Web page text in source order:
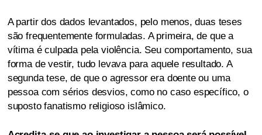
A partir dos dados levantados, pelo menos, duas teses
são frequentemente formuladas. A primeira, de que a
vítima é culpada pela violência. Seu comportamento, sua
forma de vestir, tudo levava para aquele resultado. A
segunda tese, de que o agressor era doente ou uma
pessoa com sérios desvios, como no caso específico, o
suposto fanatismo religioso islâmico.